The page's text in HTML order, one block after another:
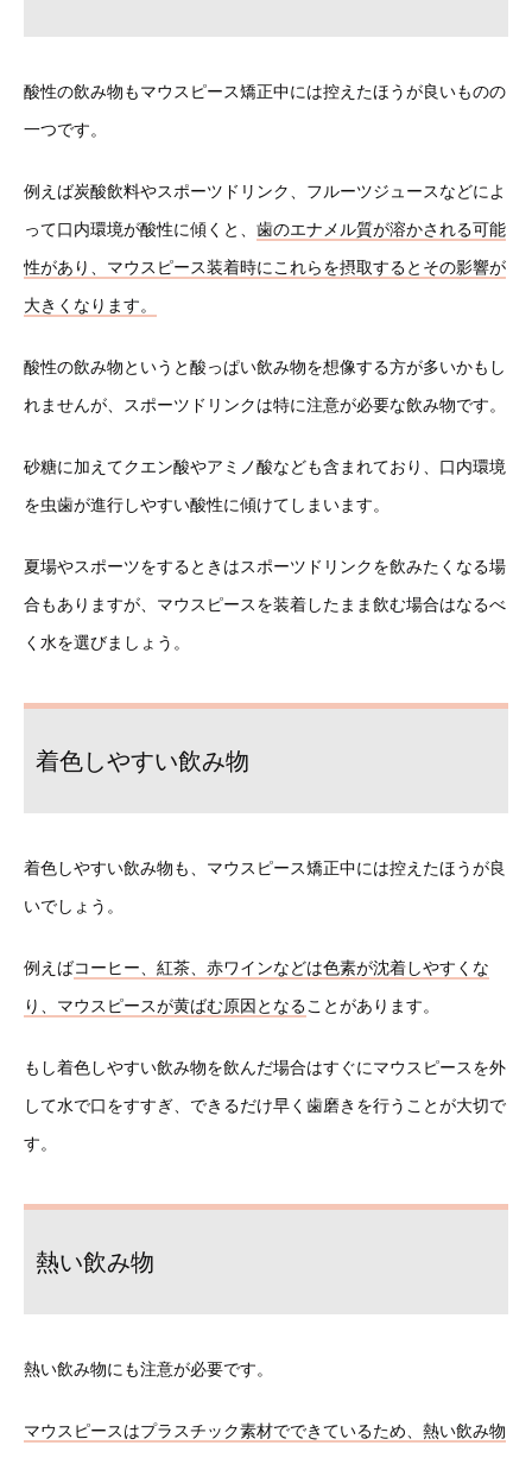
酸性の飲み物もマウスピース矯正中には控えたほうが良いものの
一つです。
例えば炭酸飲料やスポーツドリンク、フルーツジュースなどによ
って口内環境が酸性に傾くと、 歯のエナメル質が溶かされる可能
性があり、マウスピース装着時にこれらを摂取するとその影響が
大きくなります。
酸性の飲み物というと酸っぱい飲み物を想像する方が多いかもし
れませんが、スポーツドリンクは特に注意が必要な飲み物です。
砂糖に加えてクエン酸やアミノ酸なども含まれており、口内環境
を虫歯が進行しやすい酸性に傾けてしまいます。
夏場やスポーツをするときはスポーツドリンクを飲みたくなる場
合もありますが、マウスピースを装着したまま飲む場合はなるべ
く水を選びましょう。
着色しやすい飲み物
着色しやすい飲み物も、マウスピース矯正中には控えたほうが良
いでしょう。
例えばコーヒー、紅茶、赤ワインなどは色素が沈着しやすくな
り、マウスピースが黄ばむ原因となることがあります。
もし着色しやすい飲み物を飲んだ場合はすぐにマウスピースを外
して水で口をすすぎ、できるだけ早く歯磨きを行うことが大切で
す。
熱い飲み物
熱い飲み物にも注意が必要です。
マウスピースはプラスチック素材でできているため、熱い飲み物